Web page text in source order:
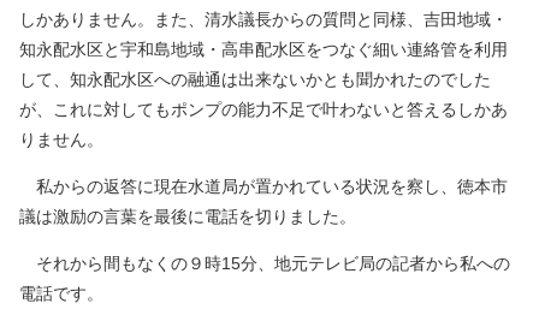
しかありません。また、清水議長からの質問と同様、吉田地域・
知永配水区と宇和島地域・高串配水区をつなぐ細い連絡管を利用
して、知永配水区への融通は出来ないかとも聞かれたのでした
が、これに対してもポンプの能力不足で叶わないと答えるしかあ
りません。
私からの返答に現在水道局が置かれている状況を察し、徳本市
議は激励の言葉を最後に電話を切りました。
それから間もなくの９時15分、地元テレビ局の記者から私への
電話です。